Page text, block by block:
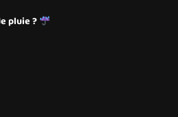
pluie ?